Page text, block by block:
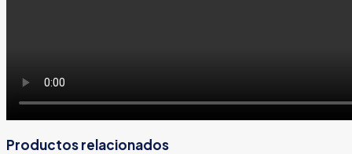
Productos relacionados